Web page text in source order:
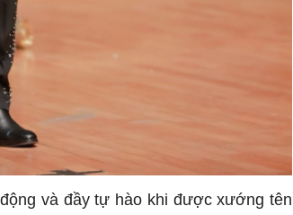
và đầy tự hào khi được xướng tên